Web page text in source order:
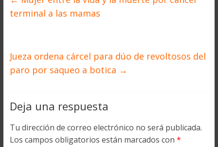
terminal a las mamas
Jueza ordena cárcel para dúo de revoltosos del
paro por saqueo a botica →
Deja una respuesta
Tu dirección de correo electrónico no será publicada.
Los campos obligatorios están marcados con *